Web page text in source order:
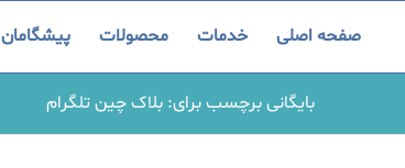
صفحه اصلی خدمات محصولات پیشگامان
بایگانی برچسب برای: بلاک چین تلگرام